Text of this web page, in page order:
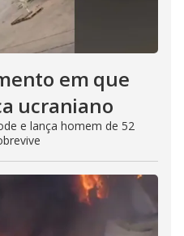
em que
ucraniano
e lança homem de 52